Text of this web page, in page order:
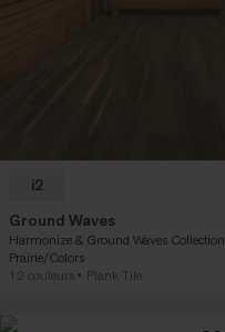
i2
Ground Waves
Harmonize & Ground Waves Collection
Prairie/Colors
12 couleurs
Plank Tile